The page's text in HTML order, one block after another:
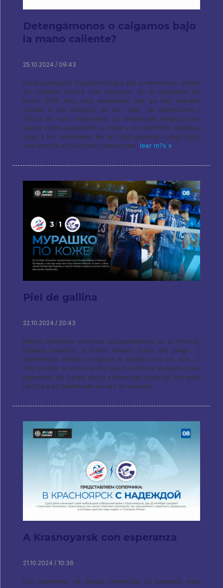
Detengámonos o caigamos bajo
la mano caliente?
25.10.2024 / 09:43
De Krasnoyarsk Gazprom-Yugra fue a Kemerovo, donde
26 Octubre tocará con Kuzbass.. En el campeón de
Rusia. 2019 fans muy exigentes, que ya han logrado
montar a sus favoritos en las “olas” de admiración y
crítica de esta temporada. La temporada empezó con
buena salud, superando a Fakel y al Lokomotiv, Kuzbass
llegó a las semifinales de la Copa Legends. Luego hubo
una derrota al inicio del campeonato. leer m?s »
Piel de gallina
22.10.2024 / 20:43
Maxim Bocharov continúa recuperándose en el Yenisei,
todavía tenemos a Artem Masko fuera del juego. Y
Vyacheslav Rudnev empezó el partido con un ace., y
tras perder el servicio dio paso a Dmitry Kurbatov. Los
jugadores de Surgut ahora comienzan cada set con esta
táctica y se benefician de vez en cuando..
A Krasnoyarsk con esperanza
21.10.2024 / 10:36
Los habitantes de Surgut comienzan su pequeño viaje